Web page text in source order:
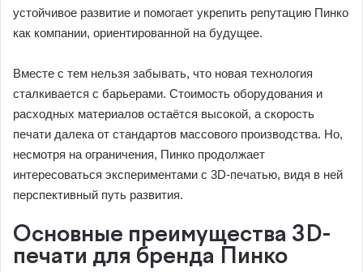
устойчивое развитие и помогает укрепить репутацию Пинко
как компании, ориентированной на будущее.
Вместе с тем нельзя забывать, что новая технология
сталкивается с барьерами. Стоимость оборудования и
расходных материалов остаётся высокой, а скорость
печати далека от стандартов массового производства. Но,
несмотря на ограничения, Пинко продолжает
интересоваться экспериментами с 3D-печатью, видя в ней
перспективный путь развития.
Основные преимущества 3D-
печати для бренда Пинко